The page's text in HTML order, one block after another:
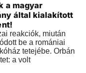
a magyar
által kialakított
reakciók, miután
be a romániai
tetejébe. Orbán
a volt